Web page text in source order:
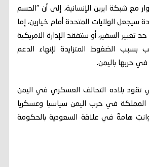
مع شبكة ايرين الإنسانية، إلى أن "الحسم
الولايات المتحدة أمام خيارين، إما
تعبير السفير، أو ستفقد الإدارة الامريكية
بسبب الضغوط المتزايدة لإنهاء الدعم
حربها باليمن.
تقود بلاده التحالف العسكري في اليمن
المملكة في حرب اليمن سياسيا وعسكريا
هامةً في علاقة السعودية بالحكومة